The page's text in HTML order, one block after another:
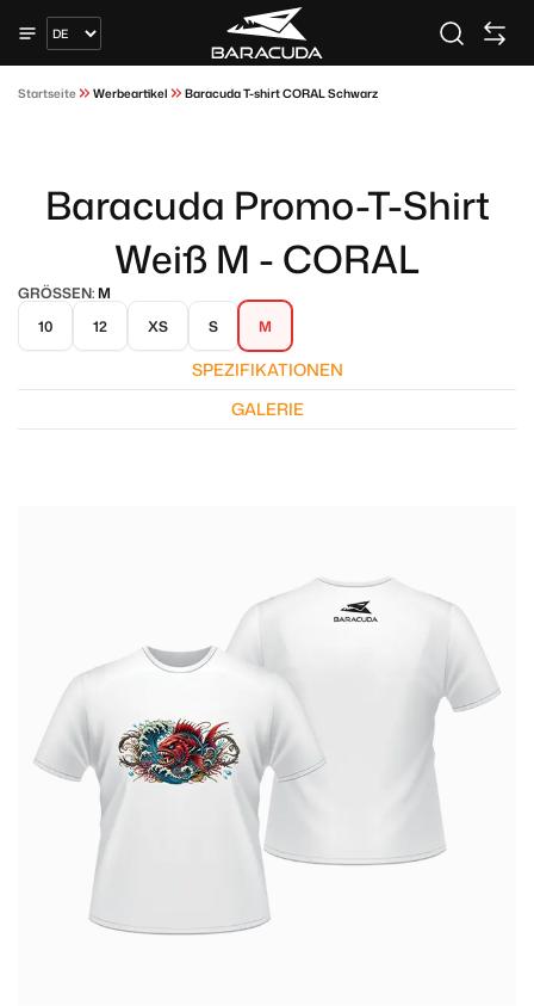
Startseite Werbeartikel Baracuda T-shirt CORAL Schwarz
Baracuda Promo-T-Shirt
Weiß M - CORAL
GRÖSSEN:M
10
12 XS S M
SPEZIFIKATIONEN
GALERIE